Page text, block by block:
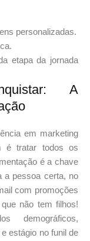
personalizadas.
etapa da jornada
A
em marketing
é tratar todos os
é a chave
a pessoa certa, no
com promoções
não tem filhos!
demográficos,
estágio no funil de